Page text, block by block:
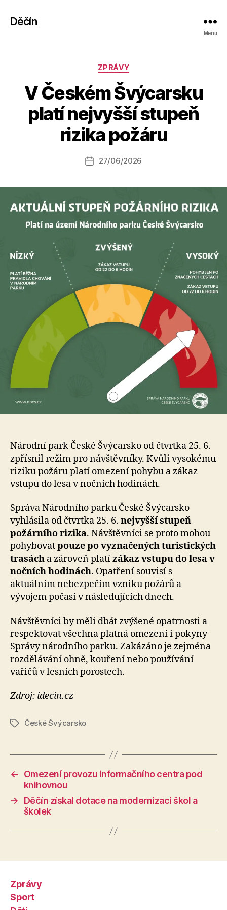
Děčín
Menu
Rubriky
ZPRÁVY
V Českém Švýcarsku
platí nejvyšší stupeň
rizika požáru
Autor
příspěvku
A
u
t
o
a
o
Datum
27/06/2026
Národní park České Švýcarsko od čtvrtka 25. 6.
zpřísnil režim pro návštěvníky. Kvůli vysokému
riziku požáru platí omezení pohybu a zákaz
vstupu do lesa v nočních hodinách.
Správa Národního parku České Švýcarsko
vyhlásila od čtvrtka 25. 6. nejvyšší stupeň
požárního rizika. Návštěvníci se proto mohou
pohybovatpouze po vyznačených turistických
trasách a zároveň platízákaz vstupu do lesa v
nočních hodinách. Opatření souvisí s
aktuálním nebezpečím vzniku požárů a
vývojem počasí v následujících dnech.
Návštěvníci by měli dbát zvýšené opatrnosti a
respektovat všechna platná omezení i pokyny
Správy národního parku. Zakázáno je zejména
rozdělávání ohně, kouření nebo používání
vařičů v lesních porostech.
Zdroj: idecin.cz
ŠtítkyČeské Švýcarsko
←
Omezení provozu informačního centra pod
knihovnou
→
Děčín získal dotace na modernizaci škol a
školek
Zprávy
Sport